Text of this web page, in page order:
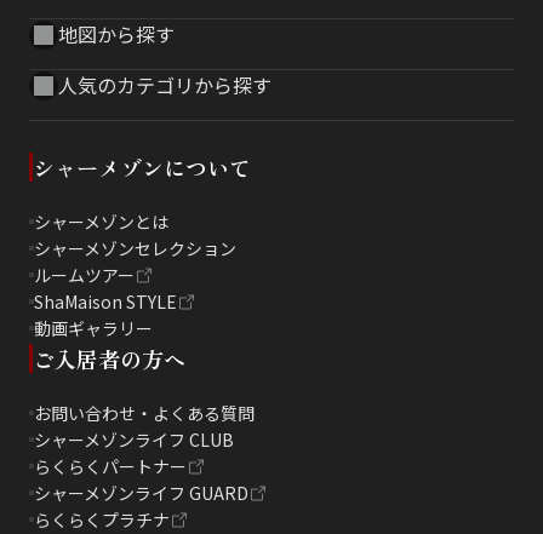
地図から探す
人気のカテゴリから探す
シャーメゾンについて
シャーメゾンとは
シャーメゾンセレクション
ルームツアー
ShaMaison STYLE
動画ギャラリー
ご入居者の方へ
お問い合わせ・よくある質問
シャーメゾンライフ CLUB
らくらくパートナー
シャーメゾンライフ GUARD
らくらくプラチナ